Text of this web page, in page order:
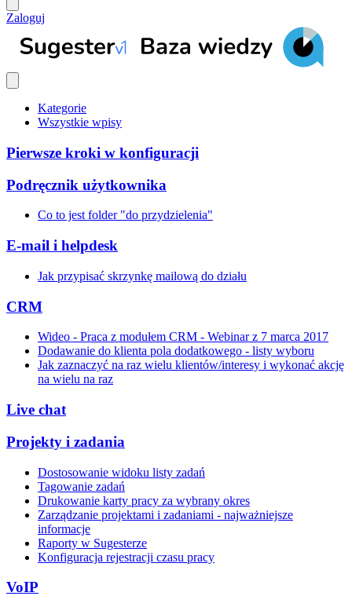
Zaloguj
Kategorie
Wszystkie wpisy
Pierwsze kroki w konfiguracji
Podręcznik użytkownika
Co to jest folder "do przydzielenia"
E-mail i helpdesk
Jak przypisać skrzynkę mailową do działu
CRM
Wideo - Praca z modułem CRM - Webinar z 7 marca 2017
Dodawanie do klienta pola dodatkowego - listy wyboru
Jak zaznaczyć na raz wielu klientów/interesy i wykonać akcję
na wielu na raz
Live chat
Projekty i zadania
Dostosowanie widoku listy zadań
Tagowanie zadań
Drukowanie karty pracy za wybrany okres
Zarządzanie projektami i zadaniami - najważniejsze
informacje
Raporty w Sugesterze
Konfiguracja rejestracji czasu pracy
VoIP